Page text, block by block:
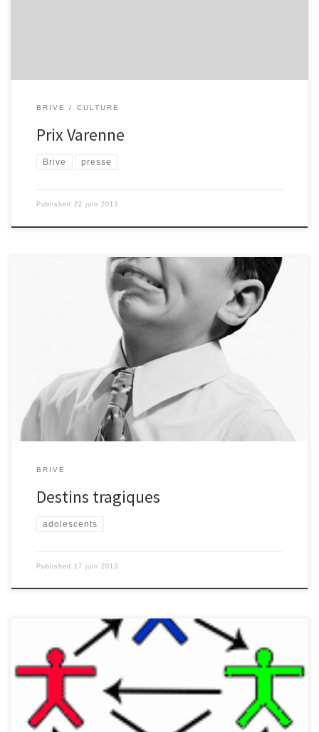
BRIVE CULTURE
Prix Varenne
Brive presse
Published 22 juin 2013
8 destins à jamais scellés par la fatalité : il était convenu pour ces 8
filles (Emma , les deux Laura, Océane, Carla ,Célia , Mélanie et
Mathilde) qu’elles aillent manger au self,comme tous les jours de
la semaine. Mais un oracle rebelle, nommé Mr.Mathieu, a perturbé
à jamais le cours de leurs vies, un jeudi 06 juin, en leur tendant un
papier annonçant une convocation pour assister à la remise du prix
gagné par le blog CabaNews. Il ajoute […]
BRIVE
Destins tragiques
adolescents
Published 17 juin 2013
J’ai participé cette année, avec plaisir, à l’écriture de plusieurs
articles pour le blog du collège, Cabanews. J’ai été intéressée par
beaucoup de sujets d’articles d’actualité : en faisant des
recherches sur les articles on apprend beaucoup. Non seulement,
on apprend soit-même en faisant ces recherches, mais j’ai aussi
l’impression de transmettre des informations à ceux qui nous